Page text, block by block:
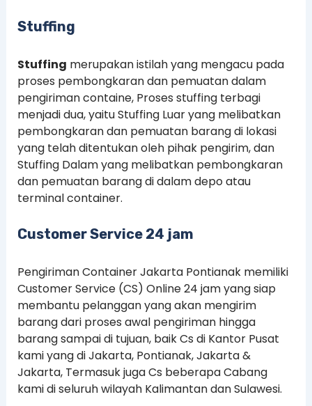
Stuffing
Stuffing merupakan istilah yang mengacu pada
proses pembongkaran dan pemuatan dalam
pengiriman containe, Proses stuffing terbagi
menjadi dua, yaitu Stuffing Luar yang melibatkan
pembongkaran dan pemuatan barang di lokasi
yang telah ditentukan oleh pihak pengirim, dan
Stuffing Dalam yang melibatkan pembongkaran
dan pemuatan barang di dalam depo atau
terminal container.
Customer Service 24 jam
Pengiriman Container Jakarta Pontianak memiliki
Customer Service (CS) Online 24 jam yang siap
membantu pelanggan yang akan mengirim
barang dari proses awal pengiriman hingga
barang sampai di tujuan, baik Cs di Kantor Pusat
kami yang di Jakarta, Pontianak, Jakarta &
Jakarta, Termasuk juga Cs beberapa Cabang
kami di seluruh wilayah Kalimantan dan Sulawesi.